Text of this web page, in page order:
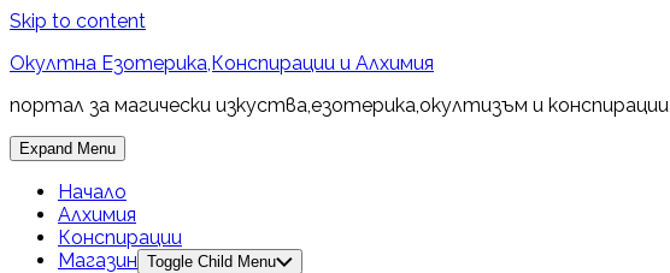
Skip to content
Окултна Езотерика,Конспирации и Алхимия
портал за магически изкуства,езотерика,окултизъм и конспирации
Expand Menu
Начало
Алхимия
Конспирации
Магазин Toggle Child Menu